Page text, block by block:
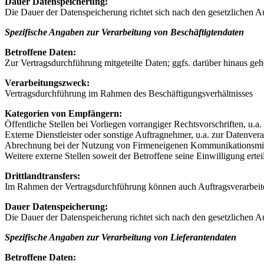
Die Dauer der Datenspeicherung richtet sich nach den gesetzlichen
Spezifische Angaben zur Verarbeitung von Beschäftigtendaten
Betroffene Daten:
Zur Vertragsdurchführung mitgeteilte Daten; ggfs. darüber hinaus
Verarbeitungszweck:
Vertragsdurchführung im Rahmen des Beschäftigungsverhältnisses
Kategorien von Empfängern:
Öffentliche Stellen bei Vorliegen vorrangiger Rechtsvorschriften,
Externe Dienstleister oder sonstige Auftragnehmer, u.a. zur
Abrechnung bei der Nutzung von Firmeneigenen
Weitere externe Stellen soweit der Betroffene seine Einwilligung
Drittlandtransfers:
Im Rahmen der Vertragsdurchführung können auch
Dauer Datenspeicherung:
Die Dauer der Datenspeicherung richtet sich nach den gesetzlichen
Spezifische Angaben zur Verarbeitung von Lieferantendaten
Betroffene Daten: